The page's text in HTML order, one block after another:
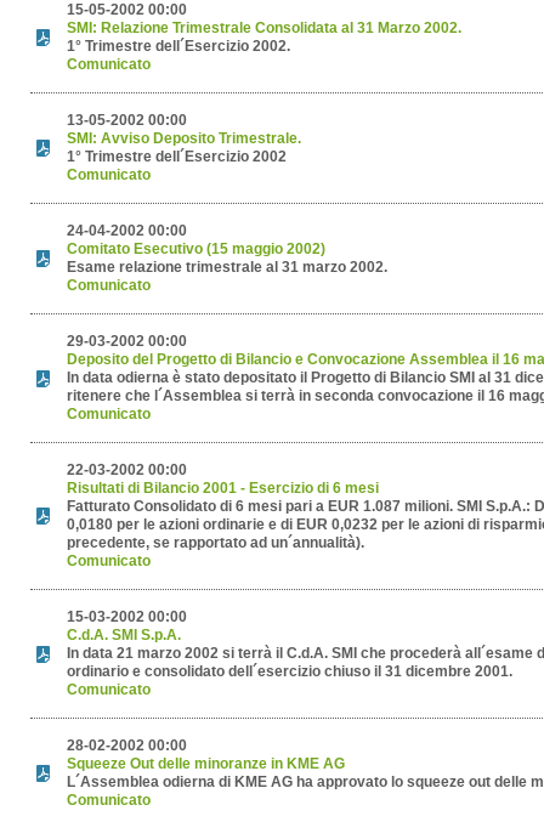
15-05-2002 00:00
SMI: Relazione Trimestrale Consolidata al 31 Marzo 2002.
1° Trimestre dell´Esercizio 2002.
Comunicato
13-05-2002 00:00
SMI: Avviso Deposito Trimestrale.
1° Trimestre dell´Esercizio 2002
Comunicato
24-04-2002 00:00
Comitato Esecutivo (15 maggio 2002)
Esame relazione trimestrale al 31 marzo 2002.
Comunicato
29-03-2002 00:00
Deposito del Progetto di Bilancio e Convocazione Assemblea il 16
In data odierna è stato depositato il Progetto di Bilancio SMI al 31
ritenere che l´Assemblea si terrà in seconda convocazione il 16
Comunicato
22-03-2002 00:00
Risultati di Bilancio 2001 - Esercizio di 6 mesi
Fatturato Consolidato di 6 mesi pari a EUR 1.087 milioni. SMI S.p.A.:
0,0180 per le azioni ordinarie e di EUR 0,0232 per le azioni di
precedente, se rapportato ad un´annualità).
Comunicato
15-03-2002 00:00
C.d.A. SMI S.p.A.
In data 21 marzo 2002 si terrà il C.d.A. SMI che procederà all´esame
ordinario e consolidato dell´esercizio chiuso il 31 dicembre 2001.
Comunicato
28-02-2002 00:00
Squeeze Out delle minoranze in KME AG
L´Assemblea odierna di KME AG ha approvato lo squeeze out delle
Comunicato